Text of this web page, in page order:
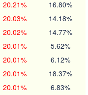
20.21% 16.80%
20.03% 14.18%
20.02% 14.77%
20.01% 5.62%
20.01% 6.12%
20.01% 18.37%
20.01% 6.83%